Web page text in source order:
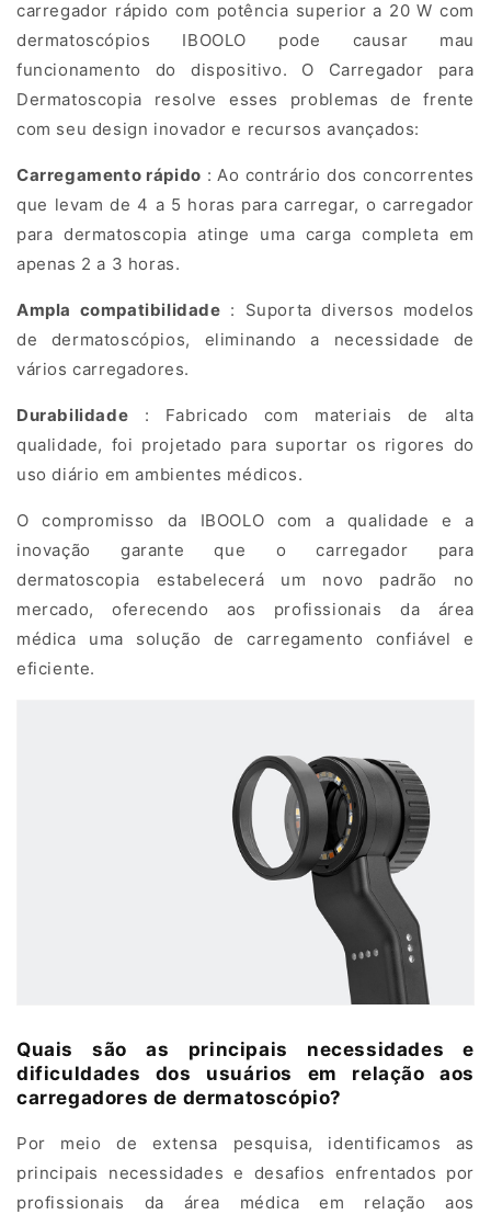
r
a
u
M
é
d
i
c
charger
is
critical
medical
dermatology
clinics,
and
skin
carregador rápido com potência superior a 20 W com
dermatoscópios IBOOLO pode causar mau
funcionamento do dispositivo. O Carregador para
Dermatoscopia resolve esses problemas de frente
com seu design inovador e recursos avançados:
Carregamento rápido : Ao contrário dos concorrentes
que levam de 4 a 5 horas para carregar, o carregador
para dermatoscopia atinge uma carga completa em
apenas 2 a 3 horas.
Ampla compatibilidade : Suporta diversos modelos
de dermatoscópios, eliminando a necessidade de
vários carregadores.
Durabilidade : Fabricado com materiais de alta
qualidade, foi projetado para suportar os rigores do
uso diário em ambientes médicos.
O compromisso da IBOOLO com a qualidade e a
inovação garante que o carregador para
dermatoscopia estabelecerá um novo padrão no
mercado, oferecendo aos profissionais da área
médica uma solução de carregamento confiável e
eficiente.
Quais são as principais necessidades e
dificuldades dos usuários em relação aos
carregadores de dermatoscópio?
Por meio de extensa pesquisa, identificamos as
principais necessidades e desafios enfrentados por
profissionais da área médica em relação aos